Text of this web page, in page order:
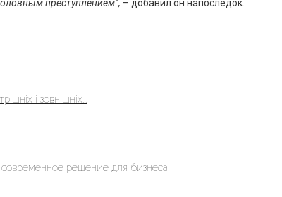
преступлением”, – добавил он напоследок.
і зовнішніх...
решение для бизнеса